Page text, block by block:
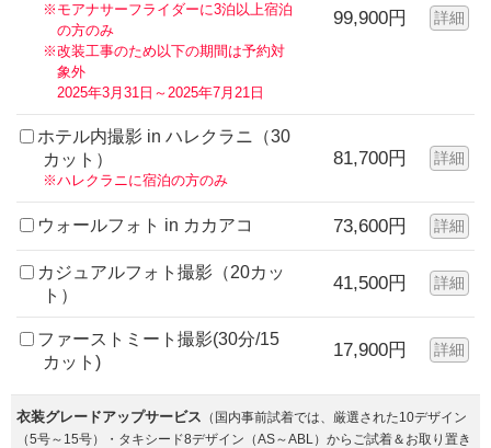
※モアナサーフライダーに3泊以上宿泊
の方のみ
※改装工事のため以下の期間は予約対
象外
2025年3月31日～2025年7月21日
99,900円 詳細
ホテル内撮影 in ハレクラニ（30
カット）
※ハレクラニに宿泊の方のみ
81,700円 詳細
ウォールフォト in カカアコ 73,600円 詳細
カジュアルフォト撮影（20カッ
ト）
41,500円 詳細
ファーストミート撮影(30分/15
カット)
17,900円 詳細
衣装グレードアップサービス （国内事前試着では、厳選された10デザイン
（5号～15号）・タキシード8デザイン（AS～ABL）からご試着＆お取り置き